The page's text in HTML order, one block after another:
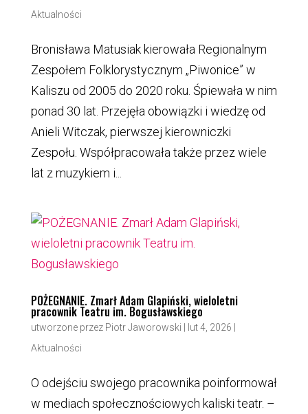
Aktualności
Bronisława Matusiak kierowała Regionalnym
Zespołem Folklorystycznym „Piwonice” w
Kaliszu od 2005 do 2020 roku. Śpiewała w nim
ponad 30 lat. Przejęła obowiązki i wiedzę od
Anieli Witczak, pierwszej kierowniczki
Zespołu. Współpracowała także przez wiele
lat z muzykiem i...
POŻEGNANIE. Zmarł Adam Glapiński, wieloletni
pracownik Teatru im. Bogusławskiego
utworzone przez Piotr Jaworowski lut 4, 2026
Aktualności
O odejściu swojego pracownika poinformował
w mediach społecznościowych kaliski teatr. –